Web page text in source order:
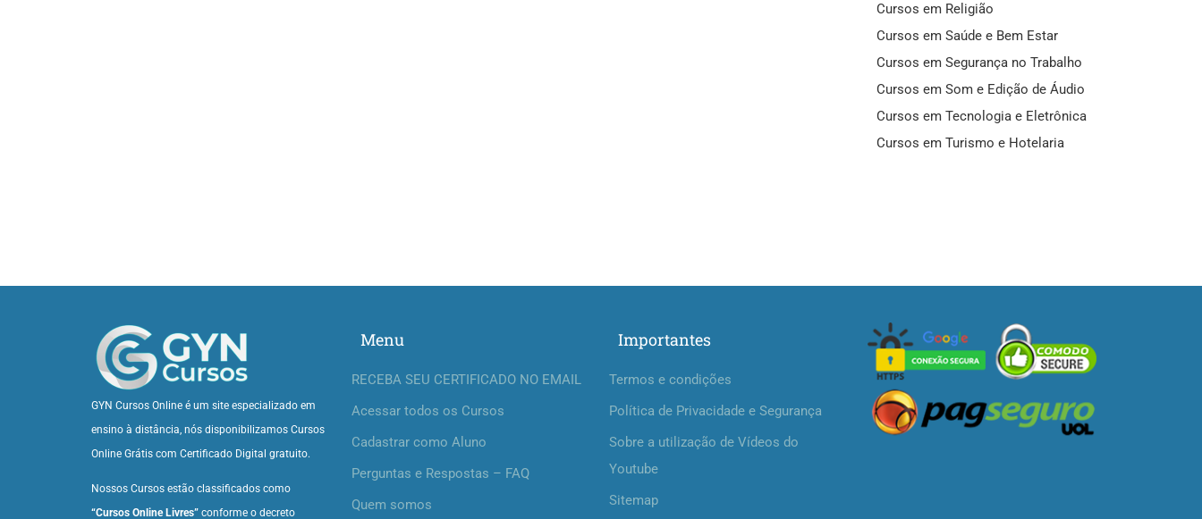
Cursos em Religião
Cursos em Saúde e Bem Estar
Cursos em Segurança no Trabalho
Cursos em Som e Edição de Áudio
Cursos em Tecnologia e Eletrônica
Cursos em Turismo e Hotelaria
GYN Cursos Online é um site especializado em
ensino à distância, nós disponibilizamos Cursos
Online Grátis com Certificado Digital gratuito.
Nossos Cursos estão classificados como
“Cursos Online Livres” conforme o decreto
Menu
RECEBA SEU CERTIFICADO NO EMAIL
Acessar todos os Cursos
Cadastrar como Aluno
Perguntas e Respostas – FAQ
Quem somos
Importantes
Termos e condições
Política de Privacidade e Segurança
Sobre a utilização de Vídeos do
Youtube
Sitemap